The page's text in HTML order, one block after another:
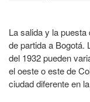
La salida y la
de partida a Bogotá.
del 1932 pueden
el oeste o este de
ciudad diferente en